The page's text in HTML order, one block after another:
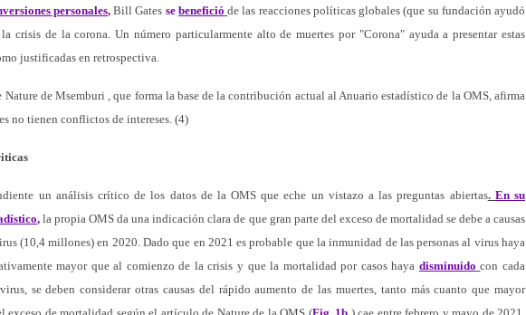
personales,Bill Gates se benefició de las reacciones políticas globales (que su fundación ayudó
crisis de la corona. Un número particularmente alto de muertes por "Corona" ayuda a presentar estas
justificadas en retrospectiva.
de Msemburi , que forma la base de la contribución actual al Anuario estadístico de la OMS, afirma
no tienen conflictos de intereses. (4)
un análisis crítico de los datos de la OMS que eche un vistazo a las preguntas abiertas. En su
, la propia OMS da una indicación clara de que gran parte del exceso de mortalidad se debe a causas
(10,4 millones) en 2020. Dado que en 2021 es probable que la inmunidad de las personas al virus haya
mayor que al comienzo de la crisis y que la mortalidad por casos haya disminuido con cada
se deben considerar otras causas del rápido aumento de las muertes, tanto más cuanto que mayor